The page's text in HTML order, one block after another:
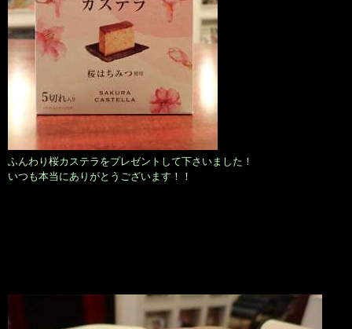
ふんわり桜カステラをプレゼントして下さいました！
いつも本当にありがとうございます！！